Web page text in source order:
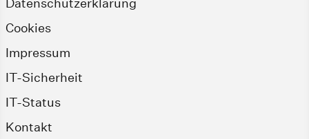
Datenschutzerklärung
Cookies
Impressum
IT-Sicherheit
IT-Status
Kontakt